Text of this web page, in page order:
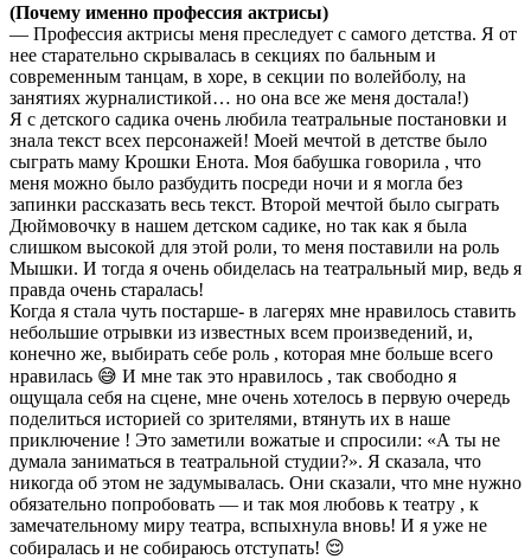
(Почему именно профессия актрисы)
— Профессия актрисы меня преследует с самого детства. Я от
нее старательно скрывалась в секциях по бальным и
современным танцам, в хоре, в секции по волейболу, на
занятиях журналистикой… но она все же меня достала!)
Я с детского садика очень любила театральные постановки и
знала текст всех персонажей! Моей мечтой в детстве было
сыграть маму Крошки Енота. Моя бабушка говорила , что
меня можно было разбудить посреди ночи и я могла без
запинки рассказать весь текст. Второй мечтой было сыграть
Дюймовочку в нашем детском садике, но так как я была
слишком высокой для этой роли, то меня поставили на роль
Мышки. И тогда я очень обиделась на театральный мир, ведь я
правда очень старалась!
Когда я стала чуть постарше- в лагерях мне нравилось ставить
небольшие отрывки из известных всем произведений, и,
конечно же, выбирать себе роль , которая мне больше всего
нравилась 😅 И мне так это нравилось , так свободно я
ощущала себя на сцене, мне очень хотелось в первую очередь
поделиться историей со зрителями, втянуть их в наше
приключение ! Это заметили вожатые и спросили: «А ты не
думала заниматься в театральной студии?». Я сказала, что
никогда об этом не задумывалась. Они сказали, что мне нужно
обязательно попробовать — и так моя любовь к театру , к
замечательному миру театра, вспыхнула вновь! И я уже не
собиралась и не собираюсь отступать! 😌